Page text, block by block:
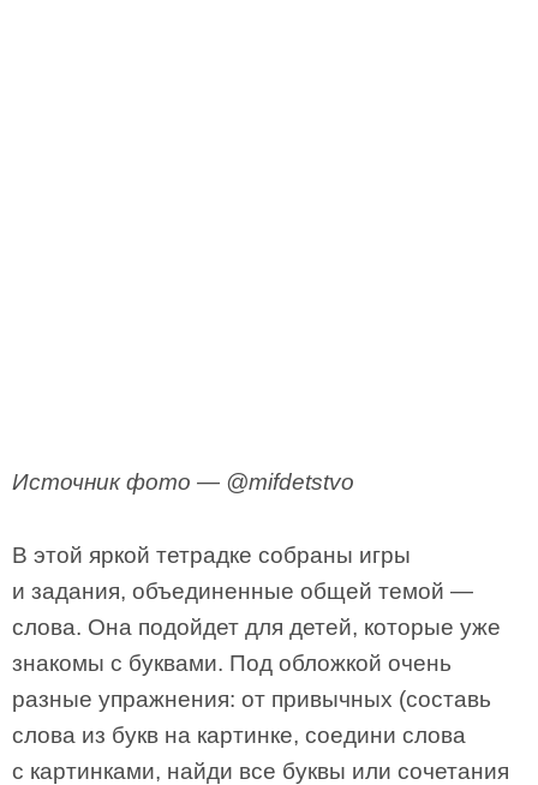
Источник фото — @mifdetstvo
В этой яркой тетрадке собраны игры
и задания, объединенные общей темой —
слова. Она подойдет для детей, которые уже
знакомы с буквами. Под обложкой очень
разные упражнения: от привычных (составь
слова из букв на картинке, соедини слова
с картинками, найди все буквы или сочетания